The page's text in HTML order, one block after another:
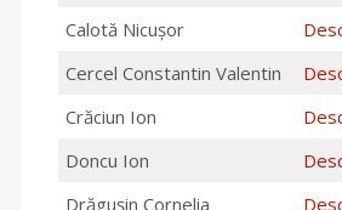
Calotă Nicușor
Cercel Constantin Valentin
Crăciun Ion
Doncu Ion
Drăgușin Cornelia